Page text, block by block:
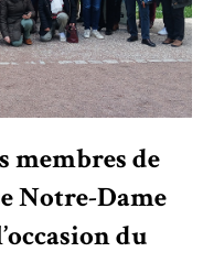
membres de
Notre-Dame
du